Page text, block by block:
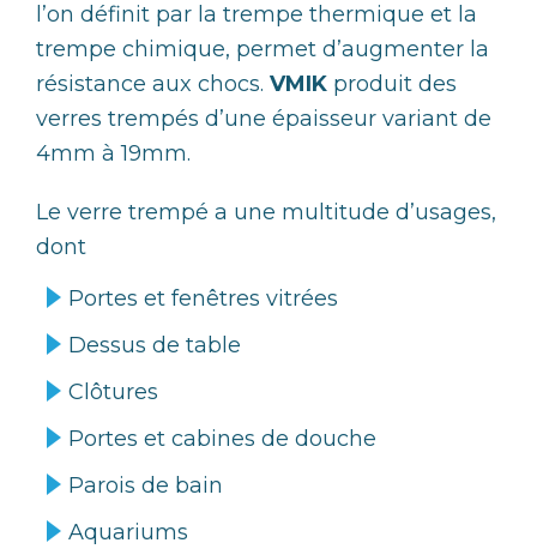
l’on définit par la trempe thermique et la
trempe chimique, permet d’augmenter la
résistance aux chocs. VMIK produit des
verres trempés d’une épaisseur variant de
4mm à 19mm.
Le verre trempé a une multitude d’usages,
dont
Portes et fenêtres vitrées
Dessus de table
Clôtures
Portes et cabines de douche
Parois de bain
Aquariums